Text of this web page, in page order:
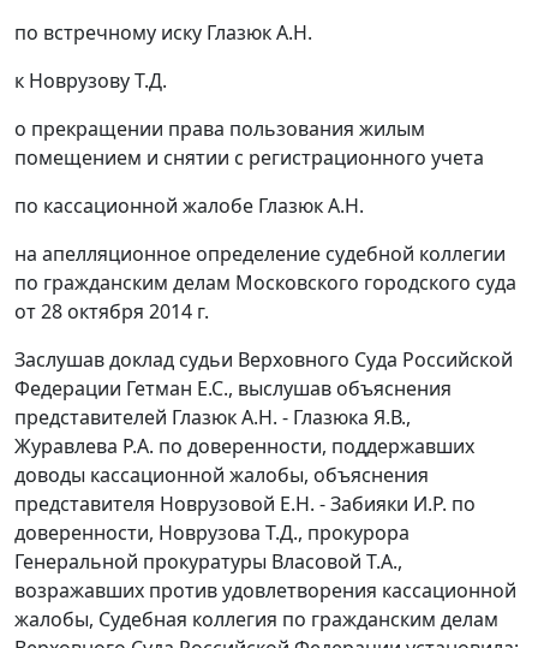
по встречному иску Глазюк А.Н.
к Новрузову Т.Д.
о прекращении права пользования жилым
помещением и снятии с регистрационного учета
по кассационной жалобе Глазюк А.Н.
на апелляционное определение судебной коллегии
по гражданским делам Московского городского суда
от 28 октября 2014 г.
Заслушав доклад судьи Верховного Суда Российской
Федерации Гетман Е.С., выслушав объяснения
представителей Глазюк А.Н. - Глазюка Я.В.,
Журавлева Р.А. по доверенности, поддержавших
доводы кассационной жалобы, объяснения
представителя Новрузовой Е.Н. - Забияки И.Р. по
доверенности, Новрузова Т.Д., прокурора
Генеральной прокуратуры Власовой Т.А.,
возражавших против удовлетворения кассационной
жалобы, Судебная коллегия по гражданским делам